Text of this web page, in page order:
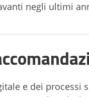
negli ultimi
e dei processi